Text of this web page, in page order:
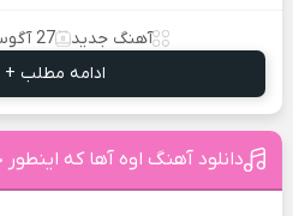
آهنگ جدید 27 آگوست 2023
ادامه مطلب +
دانلود آهنگ اوه آها که اینطور